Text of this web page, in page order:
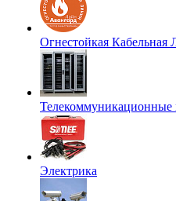
Огнестойкая
Электрика